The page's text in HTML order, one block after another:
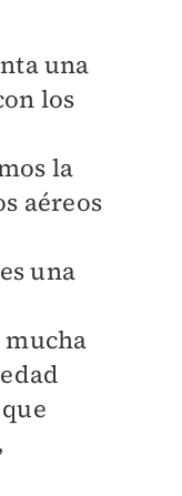
una
los
la
aéreos
una